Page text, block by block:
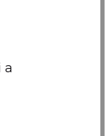
a